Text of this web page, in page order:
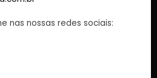
nas nossas redes sociais: